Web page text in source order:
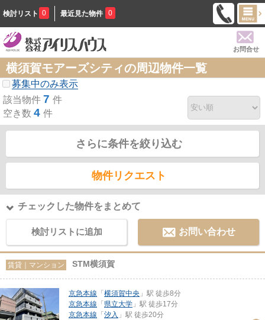
検討リスト 0 最近見た物件 0
お問合せ
横須賀モアーズシティの周辺物件一覧
募集中のみ表示
該当物件 7 件
空き数 4 件
さらに条件を絞り込む
物件リクエスト
チェックした物件をまとめて
検討リストに追加 お問い合わせ
賃貸｜マンション STM横須賀
京急本線 「 横須賀中央 」駅 徒歩8分
京急本線 「 県立大学 」駅 徒歩17分
京急本線 「 汐入 」駅 徒歩20分